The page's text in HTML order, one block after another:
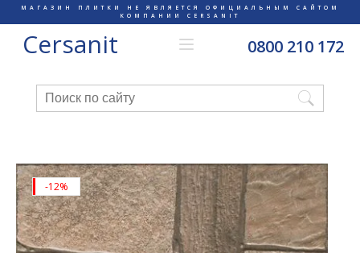
МАГАЗИН ПЛИТКИ НЕ ЯВЛЯЕТСЯ ОФИЦИАЛЬНЫМ САЙТОМ
КОМПАНИИ CERSANIT
Cersanit 0800 210 172
-12%